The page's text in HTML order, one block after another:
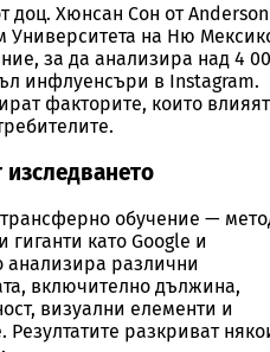
доц. Хюнсан Сон от Anderson
Университета на Ню
за да анализира над 4
инфлуенсъри в Instagram.
факторите, които влияят
обучение —
гиганти като Google и
анализира различни
включително дължина,
визуални елементи и
Резултатите разкриват